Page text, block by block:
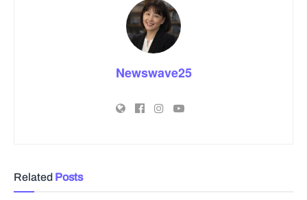
Newswave25
Related Posts